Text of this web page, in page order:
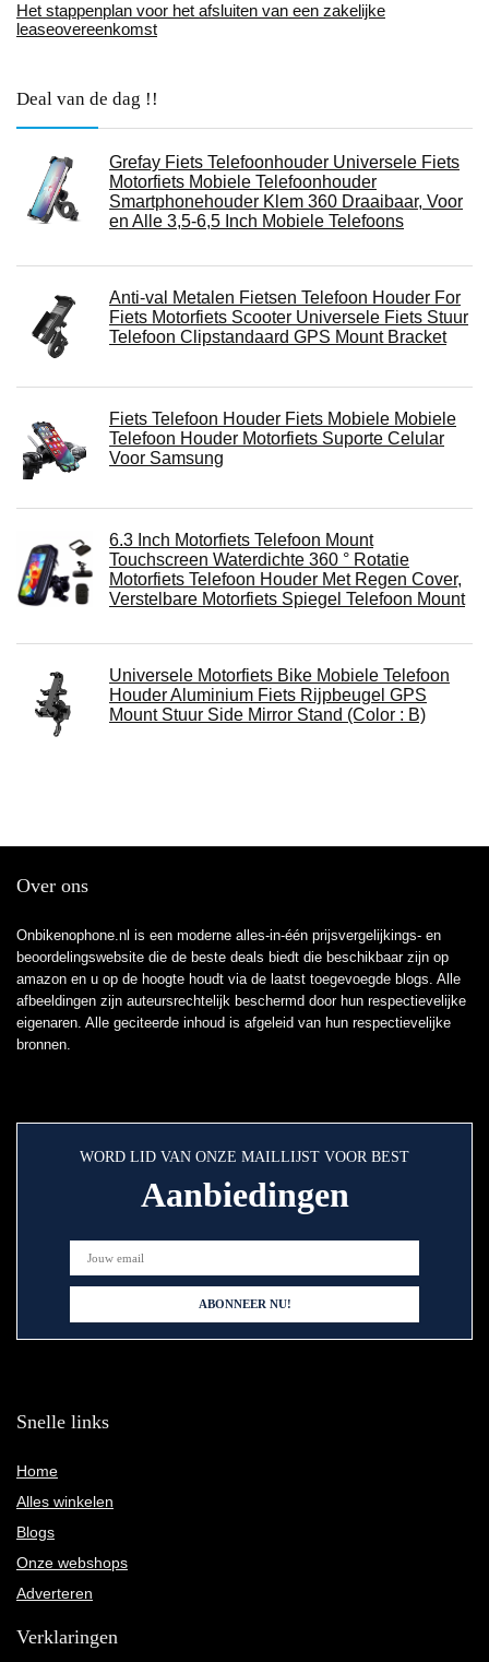
Het stappenplan voor het afsluiten van een zakelijke
leaseovereenkomst
Deal van de dag !!
Grefay Fiets Telefoonhouder Universele Fiets
Motorfiets Mobiele Telefoonhouder
Smartphonehouder Klem 360 Draaibaar, Voor
en Alle 3,5-6,5 Inch Mobiele Telefoons
Anti-val Metalen Fietsen Telefoon Houder For
Fiets Motorfiets Scooter Universele Fiets Stuur
Telefoon Clipstandaard GPS Mount Bracket
Fiets Telefoon Houder Fiets Mobiele Mobiele
Telefoon Houder Motorfiets Suporte Celular
Voor Samsung
6.3 Inch Motorfiets Telefoon Mount
Touchscreen Waterdichte 360 ° Rotatie
Motorfiets Telefoon Houder Met Regen Cover,
Verstelbare Motorfiets Spiegel Telefoon Mount
Universele Motorfiets Bike Mobiele Telefoon
Houder Aluminium Fiets Rijpbeugel GPS
Mount Stuur Side Mirror Stand (Color : B)
Over ons
Onbikenophone.nl is een moderne alles-in-één prijsvergelijkings- en
beoordelingswebsite die de beste deals biedt die beschikbaar zijn op
amazon en u op de hoogte houdt via de laatst toegevoegde blogs. Alle
afbeeldingen zijn auteursrechtelijk beschermd door hun respectievelijke
eigenaren. Alle geciteerde inhoud is afgeleid van hun respectievelijke
bronnen.
WORD LID VAN ONZE MAILLIJST VOOR BEST
Aanbiedingen
Snelle links
Home
Alles winkelen
Blogs
Onze webshops
Adverteren
Verklaringen